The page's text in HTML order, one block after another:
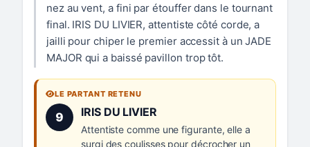
nez au vent, a fini par étouffer dans le tournant
final. IRIS DU LIVIER, attentiste côté corde, a
jailli pour chiper le premier accessit à un JADE
MAJOR qui a baissé pavillon trop tôt.
LE PARTANT RETENU
9 Numéro 9 :
IRIS DU LIVIER
Attentiste comme une figurante, elle a
surgi des coulisses pour décrocher un